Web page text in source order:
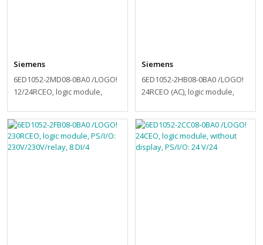
Siemens
6ED1052-2MD08-0BA0 /LOGO!
12/24RCEO, logic module,
Siemens
6ED1052-2HB08-0BA0 /LOGO!
24RCEO (AC), logic module,